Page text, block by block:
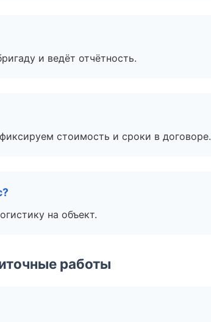
и ведёт отчётность.
стоимость и сроки в договоре.
на объект.
работы